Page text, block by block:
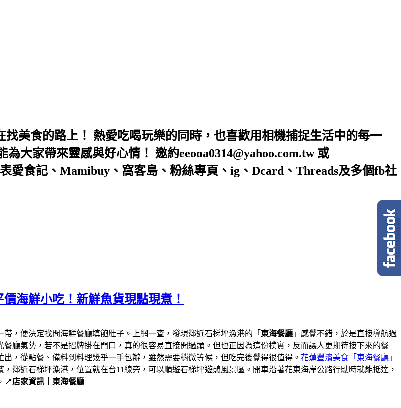
美食的路上！ 熱愛吃喝玩樂的同時，也喜歡用相機捕捉生活中的每一
大家帶來靈感與好心情！ 邀約eeooa0314@yahoo.com.tw 或
愛食記、Mamibuy、窩客島、粉絲專頁、ig、Dcard、Threads及多個fb社
海鮮小吃！新鮮魚貨現點現煮！
，便決定找間海鮮餐廳填飽肚子。上網一查，發現鄰近石梯坪漁港的「 東海餐廳 」感覺不錯，於是直接導航過
廳氣勢，若不是招牌掛在門口，真的很容易直接開過頭。但也正因為這份樸實，反而讓人更期待接下來的餐
，從點餐、備料到料理幾乎一手包辦，雖然需要稍微等候，但吃完後覺得很值得。 花蓮豐濱美食「東海餐廳」
，鄰近石梯坪漁港，位置就在台11線旁，可以順遊石梯坪遊憩風景區。開車沿著花東海岸公路行駛時就能抵達，
📍店家資訊｜東海餐廳